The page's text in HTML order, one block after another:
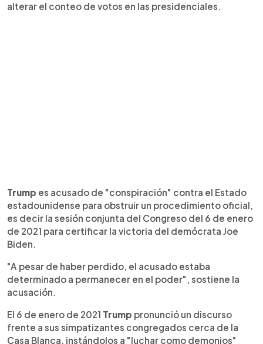
alterar el conteo de votos en las presidenciales.
Trump es acusado de "conspiración" contra el Estado
estadounidense para obstruir un procedimiento oficial,
es decir la sesión conjunta del Congreso del 6 de enero
de 2021 para certificar la victoria del demócrata Joe
Biden.
"A pesar de haber perdido, el acusado estaba
determinado a permanecer en el poder", sostiene la
acusación.
El 6 de enero de 2021 Trump pronunció un discurso
frente a sus simpatizantes congregados cerca de la
Casa Blanca, instándolos a "luchar como demonios"